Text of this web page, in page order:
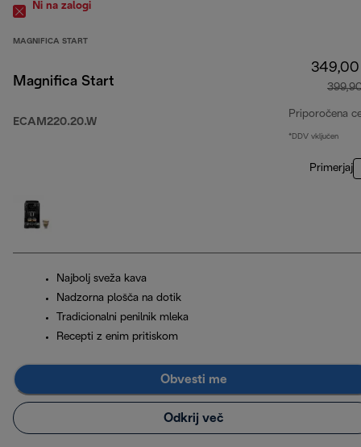
Ni na zalogi
MAGNIFICA START
Magnifica Start
ECAM220.20.W
Priporočena
*DDV vključen
Primerjaj
Najbolj sveža kava
Nadzorna plošča na dotik
Tradicionalni penilnik mleka
Recepti z enim pritiskom
Obvesti me
Odkrij več